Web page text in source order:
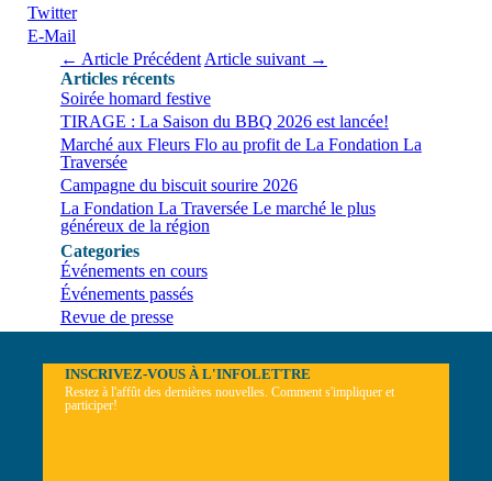
Twitter
E-Mail
← Article Précédent Article suivant →
Articles récents
Soirée homard festive
TIRAGE : La Saison du BBQ 2026 est lancée!
Marché aux Fleurs Flo au profit de La Fondation La
Traversée
Campagne du biscuit sourire 2026
La Fondation La Traversée Le marché le plus
généreux de la région
Categories
Événements en cours
Événements passés
Revue de presse
INSCRIVEZ-VOUS À L'INFOLETTRE
Restez à l'affût des dernières nouvelles. Comment s'impliquer et
participer!